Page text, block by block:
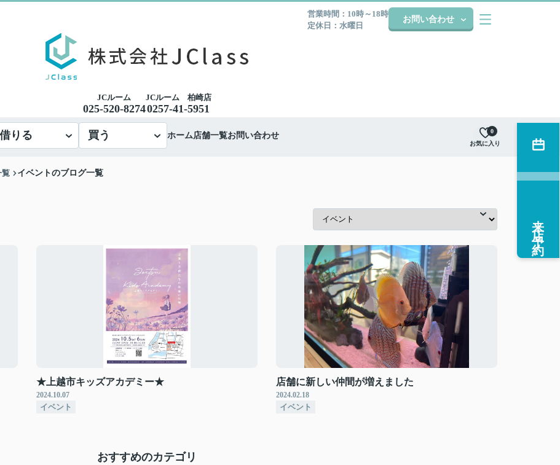
営業時間：10時～18時
定休日：水曜日
お問い合わせ
JCルーム
025-520-8274
JCルーム 柏崎店
0257-41-5951
借りる 買う ホーム店舗一覧お問い合わせ
お気に入り
0
覧 イベントのブログ一覧
★上越市キッズアカデミー★
2024.10.07
イベント
店舗に新しい仲間が増えました
2024.02.18
イベント
おすすめのカテゴリ
来店予約